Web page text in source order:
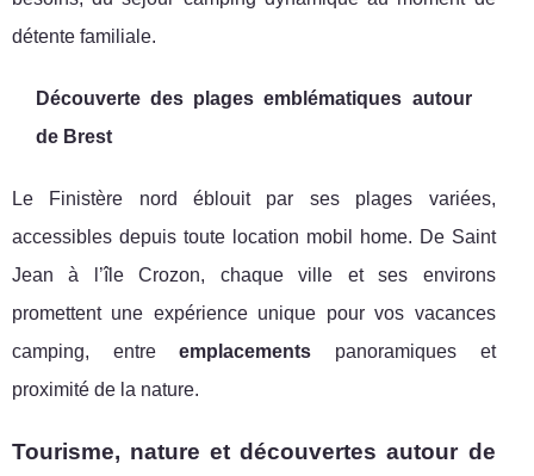
détente familiale.
Découverte des plages emblématiques autour
de Brest
Le Finistère nord éblouit par ses plages variées,
accessibles depuis toute location mobil home. De Saint
Jean à l’île Crozon, chaque ville et ses environs
promettent une expérience unique pour vos vacances
camping, entreemplacements panoramiques et
proximité de la nature.
Tourisme, nature et découvertes autour de